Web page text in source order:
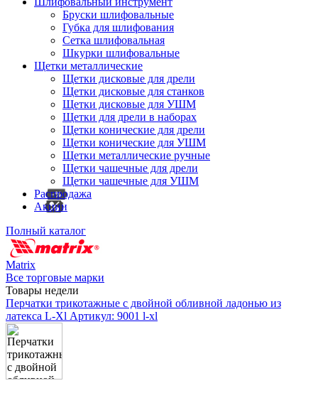
Бруски шлифовальные
Губка для шлифования
Сетка шлифовальная
Шкурки шлифовальные
Щетки металлические
Щетки дисковые для дрели
Щетки дисковые для станков
Щетки дисковые для УШМ
Щетки для дрели в наборах
Щетки конические для дрели
Щетки конические для УШМ
Щетки металлические ручные
Щетки чашечные для дрели
Щетки чашечные для УШМ
Распродажа
Акции
Полный каталог
Matrix
Все торговые марки
Товары недели
Перчатки трикотажные с двойной обливной ладонью из
латекса L-Xl Артикул: 9001 l-xl